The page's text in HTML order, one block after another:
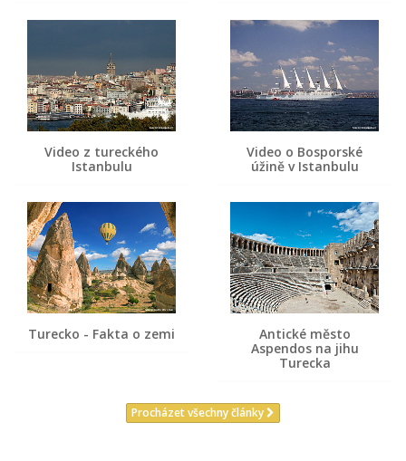
Video z tureckého
Istanbulu
Video o Bosporské
úžině v Istanbulu
Turecko - Fakta o zemi
Antické město
Aspendos na jihu
Turecka
Procházet všechny články